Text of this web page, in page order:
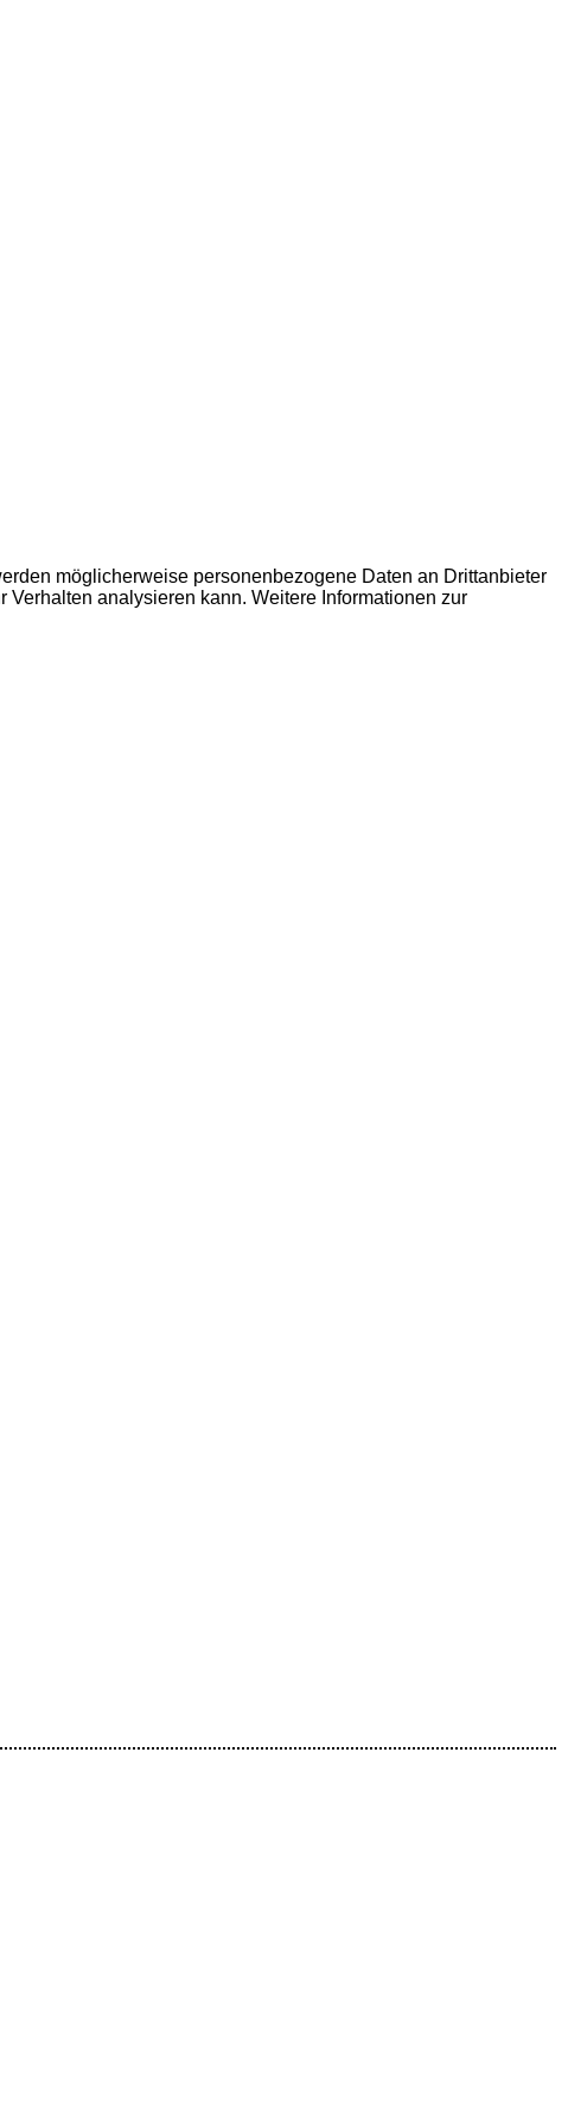
möglicherweise personenbezogene Daten an Drittanbieter
analysieren kann. Weitere Informationen zur